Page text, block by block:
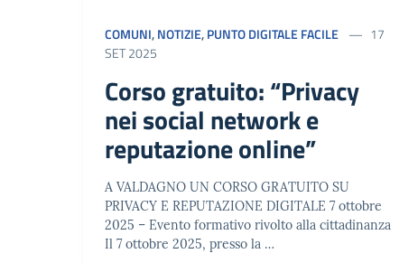
COMUNI,NOTIZIE,PUNTO DIGITALE FACILE
17
SET 2025
Corso gratuito: “Privacy
nei social network e
reputazione online”
A VALDAGNO UN CORSO GRATUITO SU
PRIVACY E REPUTAZIONE DIGITALE 7 ottobre
2025 – Evento formativo rivolto alla cittadinanza
Il 7 ottobre 2025, presso la …